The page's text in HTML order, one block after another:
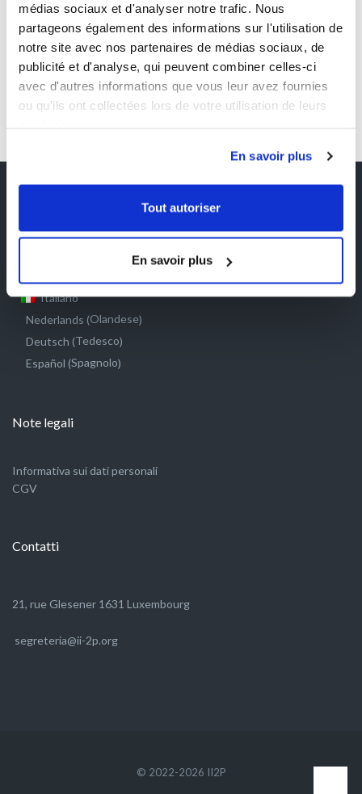
médias sociaux et d'analyser notre trafic. Nous
partageons également des informations sur l'utilisation de
notre site avec nos partenaires de médias sociaux, de
publicité et d'analyse, qui peuvent combiner celles-ci
avec d'autres informations que vous leur avez fournies
ou qu'ils ont collectées lors de votre utilisation de leurs
En savoir plus
Tout autoriser
En savoir plus
Scelga il suo paese:
Per maggiori informazioni: segreteria@ii-2p.org
Italiano
Nederlands (Olandese)
Deutsch (Tedesco)
Español (Spagnolo)
Note legali
Informativa sui dati personali
CGV
Contatti
21, rue Glesener 1631 Luxembourg
segreteria@ii-2p.org
© 2022-2026 II2P